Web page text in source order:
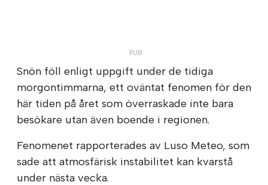
Snön föll enligt uppgift under de tidiga
morgontimmarna, ett oväntat fenomen för den
här tiden på året som överraskade inte bara
besökare utan även boende i regionen.
Fenomenet rapporterades av Luso Meteo, som
sade att atmosfärisk instabilitet kan kvarstå
under nästa vecka.